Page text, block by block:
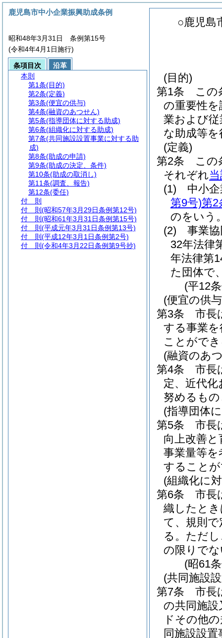
○鹿児島
(目的)
第1条
この
の重要性
業および
な助成等
(定義)
第2条
この
それぞれ
(1)
中小
第9号)第2
のをいう
(2)
事業
32年法律
年法律第
た団体で
(平12
(便宜の供
第3条
市長
する事業
ことがで
(融資のあ
第4条
市長
定、近代
努めるも
(指導団体
第5条
市長
向上改善
事業量等
すること
(組織化に
第6条
市長
織したと
て、規則
る。 ただ
の限りで
(昭61
(共同施設
第7条
市長
の共同施
ドその他
同施設設
鹿児島市中小企業振興助成条例
昭和48年3月31日 条例第15号
(令和4年4月1日施行)
条項目次
沿革
本則
第1条(目的)
第2条(定義)
第3条(便宜の供与)
第4条(融資のあつせん)
第5条(指導団体に対する助成)
第6条(組織化に対する助成)
第7条(共同施設設置事業に対する助
成)
第8条(助成の申請)
第9条(助成の決定、条件)
第10条(助成の取消し)
第11条(調査、報告)
第12条(委任)
付 則
付 則 (昭和57年3月29日条例第12号)
付 則 (昭和61年3月31日条例第15号)
付 則 (平成元年3月31日条例第13号)
付 則 (平成12年3月1日条例第2号)
付 則 (令和4年3月22日条例第9号抄)